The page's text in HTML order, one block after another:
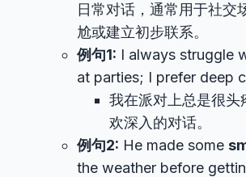
日常对话，通常用于社交
尬或建立初步联系。
例句1: I always struggle
at parties; I prefer deep
我在派对上总是很头
欢深入的对话。
例句2: He made some
the weather before